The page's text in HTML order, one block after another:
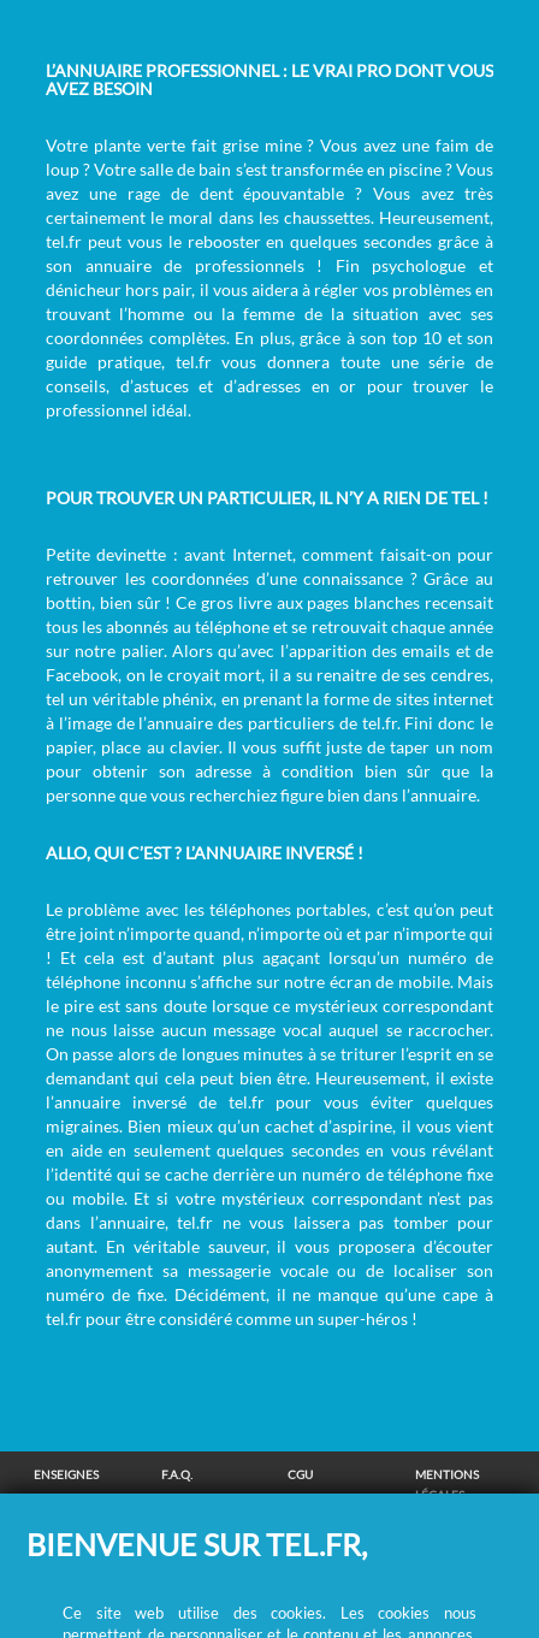
L’ANNUAIRE PROFESSIONNEL : LE VRAI PRO DONT VOUS
AVEZ BESOIN
Votre plante verte fait grise mine ? Vous avez une faim de
loup ? Votre salle de bain s’est transformée en piscine ? Vous
avez une rage de dent épouvantable ? Vous avez très
certainement le moral dans les chaussettes. Heureusement,
tel.fr peut vous le rebooster en quelques secondes grâce à
son annuaire de professionnels ! Fin psychologue et
dénicheur hors pair, il vous aidera à régler vos problèmes en
trouvant l’homme ou la femme de la situation avec ses
coordonnées complètes. En plus, grâce à son top 10 et son
guide pratique, tel.fr vous donnera toute une série de
conseils, d’astuces et d’adresses en or pour trouver le
professionnel idéal.
POUR TROUVER UN PARTICULIER, IL N’Y A RIEN DE TEL !
Petite devinette : avant Internet, comment faisait-on pour
retrouver les coordonnées d’une connaissance ? Grâce au
bottin, bien sûr ! Ce gros livre aux pages blanches recensait
tous les abonnés au téléphone et se retrouvait chaque année
sur notre palier. Alors qu’avec l’apparition des emails et de
Facebook, on le croyait mort, il a su renaitre de ses cendres,
tel un véritable phénix, en prenant la forme de sites internet
à l’image de l’annuaire des particuliers de tel.fr. Fini donc le
papier, place au clavier. Il vous suffit juste de taper un nom
pour obtenir son adresse à condition bien sûr que la
personne que vous recherchiez figure bien dans l’annuaire.
ALLO, QUI C’EST ? L’ANNUAIRE INVERSÉ !
Le problème avec les téléphones portables, c’est qu’on peut
être joint n’importe quand, n’importe où et par n’importe qui
! Et cela est d’autant plus agaçant lorsqu’un numéro de
téléphone inconnu s’affiche sur notre écran de mobile. Mais
le pire est sans doute lorsque ce mystérieux correspondant
ne nous laisse aucun message vocal auquel se raccrocher.
On passe alors de longues minutes à se triturer l’esprit en se
demandant qui cela peut bien être. Heureusement, il existe
l’annuaire inversé de tel.fr pour vous éviter quelques
migraines. Bien mieux qu’un cachet d’aspirine, il vous vient
en aide en seulement quelques secondes en vous révélant
l’identité qui se cache derrière un numéro de téléphone fixe
ou mobile. Et si votre mystérieux correspondant n’est pas
dans l’annuaire, tel.fr ne vous laissera pas tomber pour
autant. En véritable sauveur, il vous proposera d’écouter
anonymement sa messagerie vocale ou de localiser son
numéro de fixe. Décidément, il ne manque qu’une cape à
tel.fr pour être considéré comme un super-héros !
ENSEIGNES F.A.Q. CGU
MENTIONS
LÉGALES
CONFIDENTIALITÉ
COOKIES
CHOIX
COOKIES
RECHERCHE DE PERSONNES
BIENVENUE SUR TEL.FR,
Ce site web utilise des cookies. Les cookies nous